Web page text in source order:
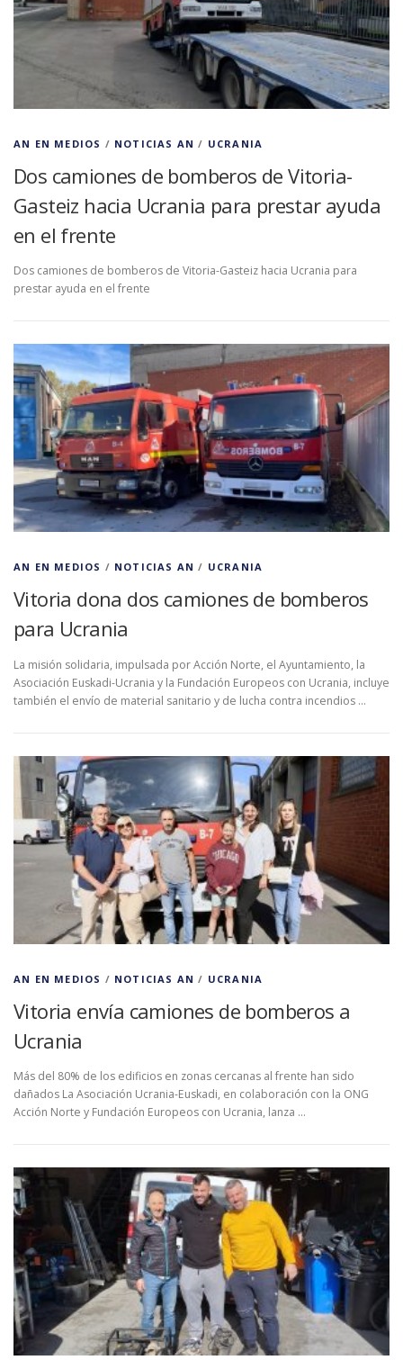
AN EN MEDIOS / NOTICIAS AN / UCRANIA
Dos camiones de bomberos de Vitoria-
Gasteiz hacia Ucrania para prestar ayuda
en el frente
Dos camiones de bomberos de Vitoria-Gasteiz hacia Ucrania para
prestar ayuda en el frente
AN EN MEDIOS / NOTICIAS AN / UCRANIA
Vitoria dona dos camiones de bomberos
para Ucrania
La misión solidaria, impulsada por Acción Norte, el Ayuntamiento, la
Asociación Euskadi-Ucrania y la Fundación Europeos con Ucrania, incluye
también el envío de material sanitario y de lucha contra incendios …
AN EN MEDIOS / NOTICIAS AN / UCRANIA
Vitoria envía camiones de bomberos a
Ucrania
Más del 80% de los edificios en zonas cercanas al frente han sido
dañados La Asociación Ucrania-Euskadi, en colaboración con la ONG
Acción Norte y Fundación Europeos con Ucrania, lanza …